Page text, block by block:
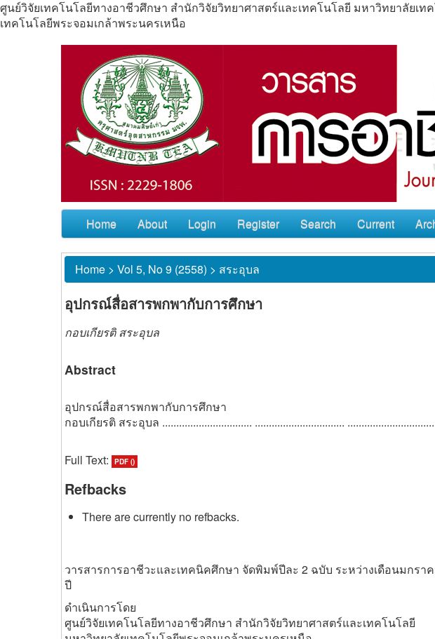
ศูนย์วิจัยเทคโนโลยีทางอาชีวศึกษา สำนักวิจัยวิทยาศาสตร์และเทคโนโลยี มหาวิทยาลัย
เทคโนโลยีพระจอมเกล้าพระนครเหนือ
Home About Login Register Search Current
Home > Vol 5, No 9 (2558) > สระอุบล
อุปกรณ์สื่อสารพกพากับการศึกษา
กอบเกียรติ สระอุบล
Abstract
อุปกรณ์สื่อสารพกพากับการศึกษา
กอบเกียรติ สระอุบล ................................ ................................
Full Text: PDF ()
Refbacks
There are currently no refbacks.
วารสารการอาชีวะและเทคนิคศึกษา จัดพิมพ์ปีละ 2 ฉบับ ระหว่างเดือนมกร
ปี
ดำเนินการโดย
ศูนย์วิจัยเทคโนโลยีทางอาชีวศึกษา สำนักวิจัยวิทยาศาสตร์และเทคโนโลยี